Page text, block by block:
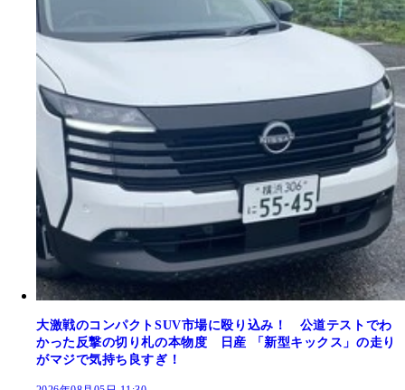
大激戦のコンパクトSUV市場に殴り込み！ 公道テストでわ
かった反撃の切り札の本物度 日産 「新型キックス」の走り
がマジで気持ち良すぎ！